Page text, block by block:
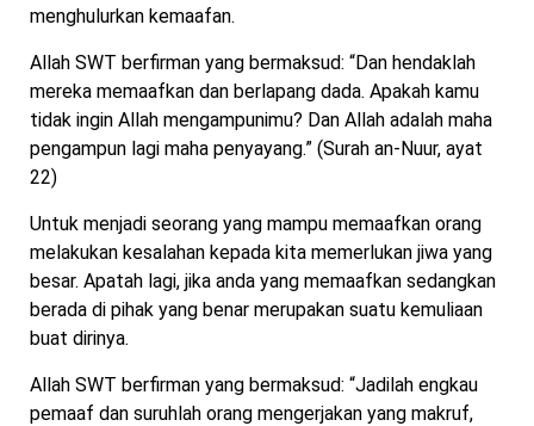
menghulurkan kemaafan.
Allah SWT berfirman yang bermaksud: “Dan hendaklah
mereka memaafkan dan berlapang dada. Apakah kamu
tidak ingin Allah mengampunimu? Dan Allah adalah maha
pengampun lagi maha penyayang.” (Surah an-Nuur, ayat
22)
Untuk menjadi seorang yang mampu memaafkan orang
melakukan kesalahan kepada kita memerlukan jiwa yang
besar. Apatah lagi, jika anda yang memaafkan sedangkan
berada di pihak yang benar merupakan suatu kemuliaan
buat dirinya.
Allah SWT berfirman yang bermaksud: “Jadilah engkau
pemaaf dan suruhlah orang mengerjakan yang makruf,